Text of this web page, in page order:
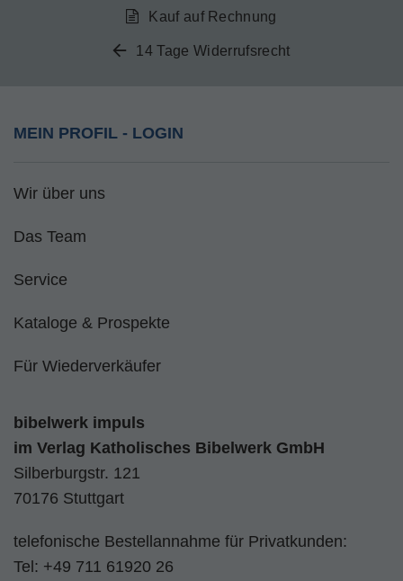
Kauf auf Rechnung
14 Tage Widerrufsrecht
MEIN PROFIL - LOGIN
Wir über uns
Das Team
Service
Kataloge & Prospekte
Für Wiederverkäufer
bibelwerk impuls
im Verlag Katholisches Bibelwerk GmbH
Silberburgstr. 121
70176 Stuttgart
telefonische Bestellannahme für Privatkunden:
Tel: +49 711 61920 26